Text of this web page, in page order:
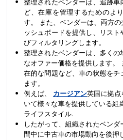
整理されたベンダーは、追跡
ど、在庫を管理するためのよ
す。 また、ベンダーは、両方
ッシュボードを提供し、リス
びフィルタリングします。
整理されたベンダーは、多く
なオファー価格を提供します
在的な問題など、車の状態を
ます。
例えば、 カージアン英国に拠
いて様々な車を提供している組
ライフスタイル.
したがって、組織されたベン
間中に中古車の市場動向を後押